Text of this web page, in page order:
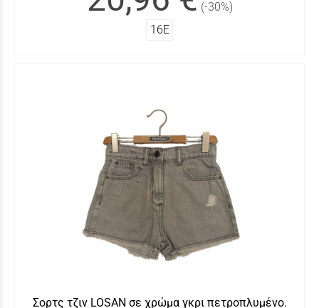
(-30%)
16Ε
Σορτς τζιν LOSAN σε χρώμα γκρι πετροπλυμένο.